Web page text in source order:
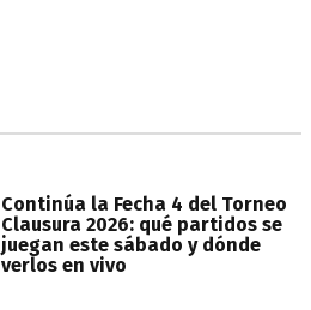
Continúa la Fecha 4 del Torneo
Clausura 2026: qué partidos se
juegan este sábado y dónde
verlos en vivo